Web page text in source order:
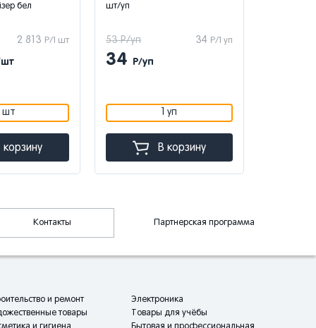
бел
2 813 Р/1 шт
шт
корзину
шт/уп
34 Р/1 уп
53 Р/уп
34 Р/уп
1 уп
В корзину
Контакты Партнерская программа
и ремонт
Электроника
товары
Товары для учёбы